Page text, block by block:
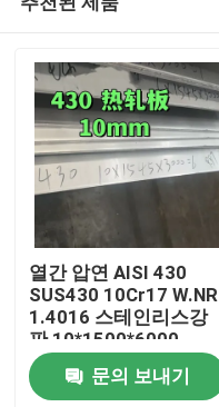
집
열간 압연 AISI 430
SUS430 10Cr17 W.NR
1.4016 스테인리스강
판 10*1500*6000
NO.1 표면
문의 보내기